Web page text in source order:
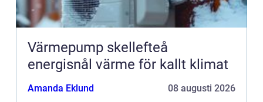
Värmepump skellefteå
energisnål värme för kallt klimat
Amanda Eklund 08 augusti 2026